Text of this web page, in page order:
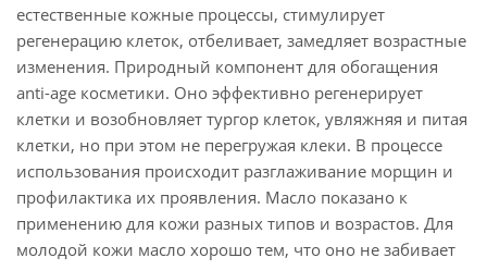
естественные кожные процессы, стимулирует
регенерацию клеток, отбеливает, замедляет возрастные
изменения. Природный компонент для обогащения
anti-age косметики. Оно эффективно регенерирует
клетки и возобновляет тургор клеток, увляжняя и питая
клетки, но при этом не перегружая клеки. В процессе
использования происходит разглаживание морщин и
профилактика их проявления. Масло показано к
применению для кожи разных типов и возрастов. Для
молодой кожи масло хорошо тем, что оно не забивает